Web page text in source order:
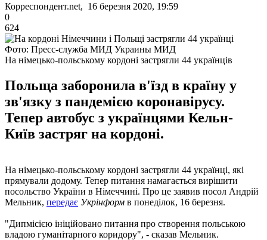
Корреспондент.net, 16 березня 2020, 19:59
0
624
Фото: Пресс-служба МИД Украины МИД
На німецько-польському кордоні застрягли 44 українців
Польща заборонила в'їзд в країну у
зв'язку з пандемією коронавірусу.
Тепер автобус з українцями Кельн-
Київ застряг на кордоні.
На німецько-польському кордоні застрягли 44 українці, які
прямували додому. Тепер питання намагається вирішити
посольство України в Німеччині. Про це заявив посол Андрій
Мельник, передає Укрінформ в понеділок, 16 березня.
"Дипмісією ініційовано питання про створення польською
владою гуманітарного коридору", - сказав Мельник.